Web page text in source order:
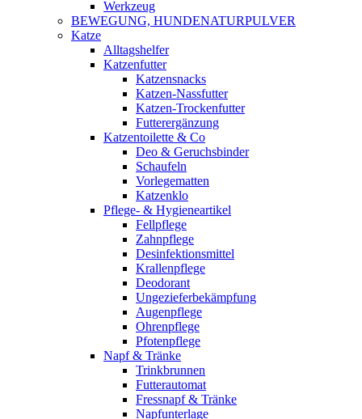
Werkzeug
BEWEGUNG, HUNDENATURPULVER
Katze
Alltagshelfer
Katzenfutter
Katzensnacks
Katzen-Nassfutter
Katzen-Trockenfutter
Futterergänzung
Katzentoilette & Co
Deo & Geruchsbinder
Schaufeln
Vorlegematten
Katzenklo
Pflege- & Hygieneartikel
Fellpflege
Zahnpflege
Desinfektionsmittel
Krallenpflege
Deodorant
Ungezieferbekämpfung
Augenpflege
Ohrenpflege
Pfotenpflege
Napf & Tränke
Trinkbrunnen
Futterautomat
Fressnapf & Tränke
Napfunterlage